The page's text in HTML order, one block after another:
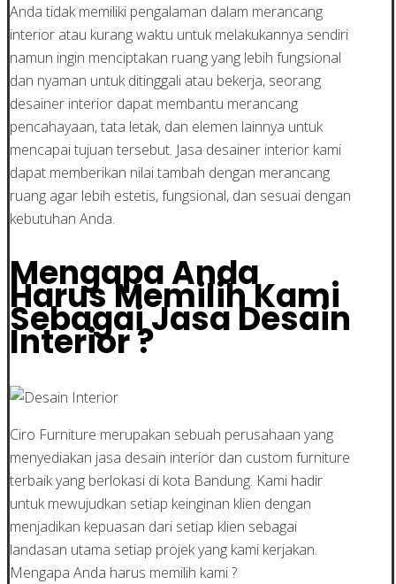
Anda tidak memiliki pengalaman dalam merancang
interior atau kurang waktu untuk melakukannya sendiri
namun ingin menciptakan ruang yang lebih fungsional
dan nyaman untuk ditinggali atau bekerja, seorang
desainer interior dapat membantu merancang
pencahayaan, tata letak, dan elemen lainnya untuk
mencapai tujuan tersebut. Jasa desainer interior kami
dapat memberikan nilai tambah dengan merancang
ruang agar lebih estetis, fungsional, dan sesuai dengan
kebutuhan Anda.
Mengapa Anda
Harus Memilih Kami
Sebagai Jasa Desain
Interior ?
Ciro Furniture merupakan sebuah perusahaan yang
menyediakan jasa desain interior dan custom furniture
terbaik yang berlokasi di kota Bandung. Kami hadir
untuk mewujudkan setiap keinginan klien dengan
menjadikan kepuasan dari setiap klien sebagai
landasan utama setiap projek yang kami kerjakan.
Mengapa Anda harus memilih kami ?